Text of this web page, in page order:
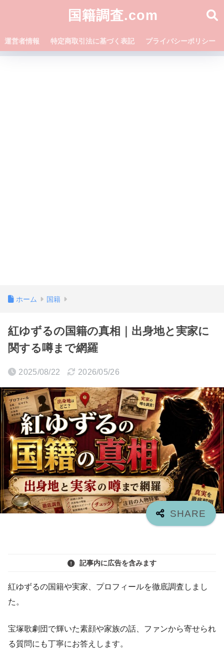
国籍調査.com
運営者情報 特定商取引法に基づく表記 プライバシーポリシー
ホーム 国籍
紅ゆずるの国籍の真相｜出身地と実家に
関する噂まで網羅
2025/08/22 2026/05/26
記事内に広告を含みます
紅ゆずるの国籍や実家、プロフィールを徹底調査しまし
た。
宝塚歌劇団で輝いた素顔や家族の話、ファンから寄せられ
る質問にも丁寧にお答えします。